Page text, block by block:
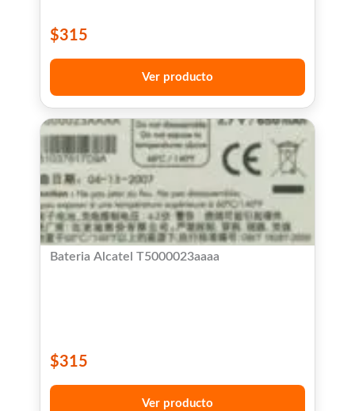
$315
Ver producto
Bateria Alcatel T5000023aaaa
$315
Ver producto